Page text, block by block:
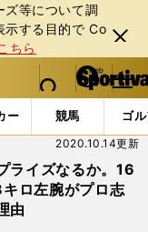
ズ等について調
⽰する⽬的で Co
ちら
閉じ
る
web Sportiva (webスポルティーバ)
検索
マイペ
ー
ジ
メニュ
ー 競馬 ゴ
報
ライズなるか。16
ロ左腕がプロ志
由
2020.10.14更新